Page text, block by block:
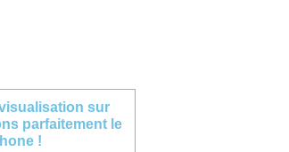
sur
parfaitement le
!